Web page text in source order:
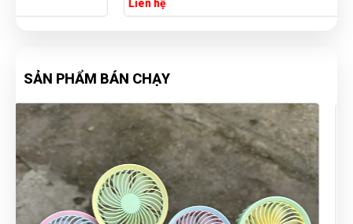
SẢN PHẨM BÁN CHẠY